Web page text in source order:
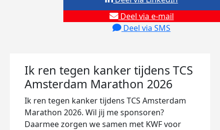
Deel via e-mail
Deel via SMS
Ik ren tegen kanker tijdens TCS
Amsterdam Marathon 2026
Ik ren tegen kanker tijdens TCS Amsterdam
Marathon 2026. Wil jij me sponsoren?
Daarmee zorgen we samen met KWF voor